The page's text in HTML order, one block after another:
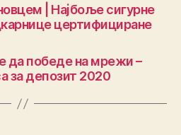
| Најбоље сигурне
цертифициране
да победе на мрежи –
за депозит 2020